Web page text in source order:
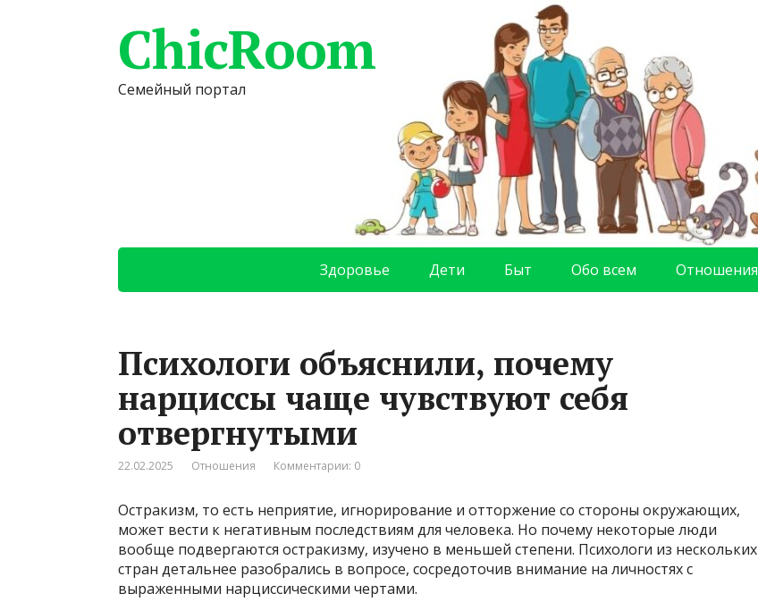
ChicRoom
Семейный портал
Здоровье Дети Быт Обо всем Отношения
Психологи объяснили, почему
нарциссы чаще чувствуют себя
отвергнутыми
22.02.2025 Отношения Комментарии: 0
Остракизм, то есть неприятие, игнорирование и отторжение со стороны окружающих,
может вести к негативным последствиям для человека. Но почему некоторые люди
вообще подвергаются остракизму, изучено в меньшей степени. Психологи из нескольких
стран детальнее разобрались в вопросе, сосредоточив внимание на личностях с
выраженными нарциссическими чертами.